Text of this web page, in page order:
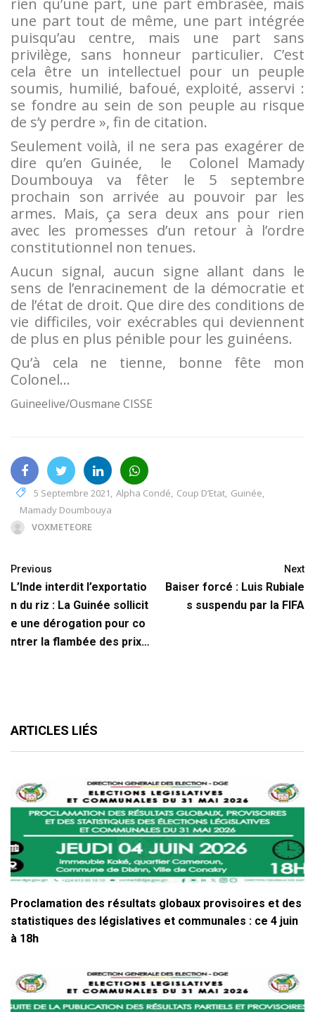
une part tout de même, une part intégrée
puisqu’au centre, mais une part sans
privilège, sans honneur particulier. C’est
cela être un intellectuel pour un peuple
soumis, humilié, bafoué, exploité, asservi :
se fondre au sein de son peuple au risque
de s’y perdre », fin de citation.
Seulement voilà, il ne sera pas exagérer de
dire qu’en Guinée, le Colonel Mamady
Doumbouya va fêter le 5 septembre
prochain son arrivée au pouvoir par les
armes. Mais, ça sera deux ans pour rien
avec les promesses d’un retour à l’ordre
constitutionnel non tenues.
Aucun signal, aucun signe allant dans le
sens de l’enracinement de la démocratie et
de l’état de droit. Que dire des conditions de
vie difficiles, voir exécrables qui deviennent
de plus en plus pénible pour les guinéens.
Qu’à cela ne tienne, bonne fête mon
Colonel…
Guineelive/Ousmane CISSE
5 Septembre 2021 Alpha Condé Coup D’Etat Guinée
Mamady Doumbouya
VOXMETEORE
Previous
L’Inde interdit l’exportatio
n du riz : La Guinée sollicit
e une dérogation pour co
ntrer la flambée des prix…
Next
Baiser forcé : Luis Rubiale
s suspendu par la FIFA
ARTICLES LIÉS
Proclamation des résultats globaux provisoires et des
statistiques des législatives et communales : ce 4 juin
à 18h